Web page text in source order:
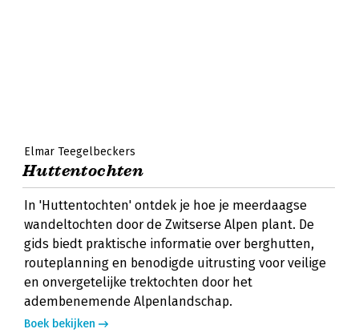
Elmar Teegelbeckers
Huttentochten
In 'Huttentochten' ontdek je hoe je meerdaagse
wandeltochten door de Zwitserse Alpen plant. De
gids biedt praktische informatie over berghutten,
routeplanning en benodigde uitrusting voor veilige
en onvergetelijke trektochten door het
adembenemende Alpenlandschap.
Boek bekijken